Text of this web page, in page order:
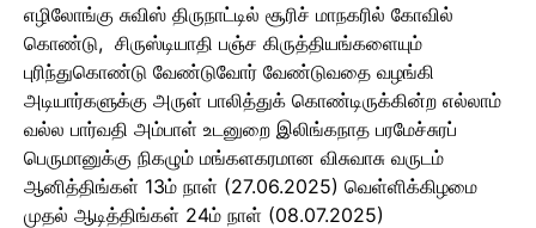
எழிலோங்கு சுவிஸ் திருநாட்டில் சூரிச் மாநகரில் கோவில்
கொண்டு, சிருஸ்டியாதி பஞ்ச கிருத்தியங்களையும்
புரிந்துகொண்டு வேண்டுவோர் வேண்டுவதை வழங்கி
அடியார்களுக்கு அருள் பாலித்துக் கொண்டிருக்கின்ற எல்லாம்
வல்ல பார்வதி அம்பாள் உடனுறை இலிங்கநாத பரமேச்சுரப்
பெருமானுக்கு நிகழும் மங்களகரமான விசுவாசு வருடம்
ஆனித்திங்கள் 13ம் நாள் (27.06.2025) வெள்ளிக்கிழமை
முதல் ஆடித்திங்கள் 24ம் நாள் (08.07.2025)